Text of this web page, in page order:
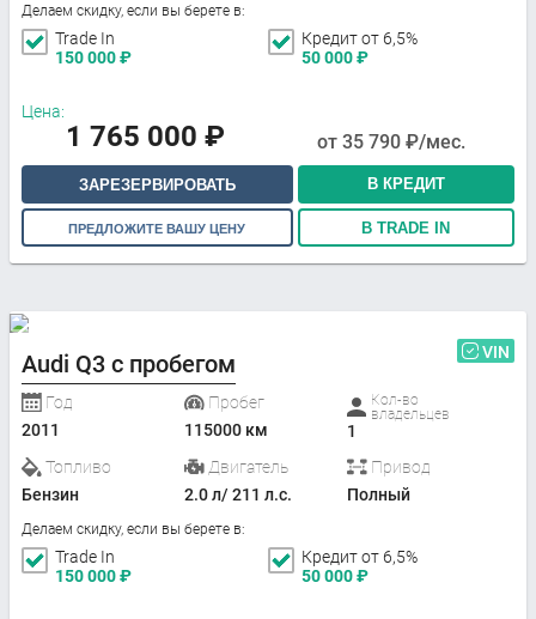
Делаем скидку, если вы берете в:
Trade In
150 000₽
Кредит от 6,5%
50 000₽
Цена:
1 765 000 ₽ от 35 790 ₽/мес.
ЗАРЕЗЕРВИРОВАТЬ В КРЕДИТ
ПРЕДЛОЖИТЕ ВАШУ ЦЕНУ В TRADE IN
Audi Q3 с пробегом VIN
Год
2011
Пробег
115000 км
Кол-во
владельцев
1
Топливо
Бензин
Двигатель
2.0 л/ 211 л.с.
Привод
Полный
Делаем скидку, если вы берете в:
Trade In
150 000₽
Кредит от 6,5%
50 000₽